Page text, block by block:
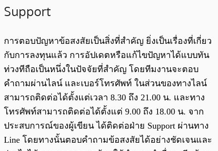
Support
การตอบปัญหาข้อสงสัยเป็นสิ่งที่สำคัญ ยิ่งเป็นเรื่องที่เกี่ยว
กับการลงทุนแล้ว การอัปเดตหรือแก้ไขปัญหาได้แบบทัน
ท่วงทีถือเป็นหนึ่งในปัจจัยที่สำคัญ โดยทีมงานจะตอบ
คำถามผ่านไลน์ และเบอร์โทรศัพท์ ในส่วนของทางไลน์
สามารถติดต่อได้ตั้งแต่เวลา 8.30 ถึง 21.00 น. และทาง
โทรศัพท์สามารถติดต่อได้ตั้งแต่ 9.00 ถึง 18.00 น. จาก
ประสบการณ์ของผู้เขียน ได้ติดต่อฝ่าย Support ผ่านทาง
Line โดยทางนั้นตอบคำถามข้อสงสัยได้อย่างชัดเจนและ